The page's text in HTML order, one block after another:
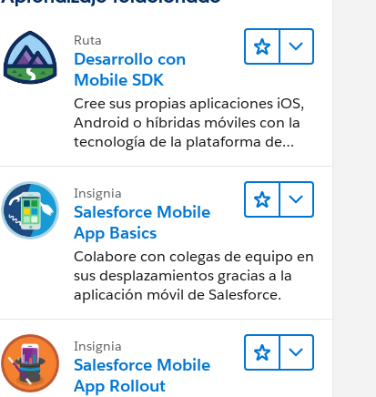
Ruta
Desarrollo con
Mobile SDK
Cree sus propias aplicaciones iOS,
Android o híbridas móviles con la
tecnología de la plataforma de
Insignia
Salesforce Mobile
App Basics
Colabore con colegas de equipo en
sus desplazamientos gracias a la
aplicación móvil de Salesforce.
Insignia
Salesforce Mobile
App Rollout